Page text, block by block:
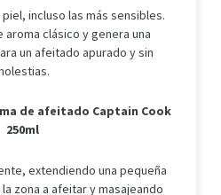
incluso las más sensibles.
clásico y genera una
un afeitado apurado y sin
de afeitado Captain Cook
250ml
extendiendo una pequeña
zona a afeitar y masajeando